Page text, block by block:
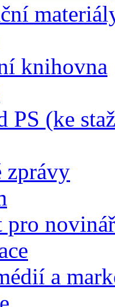
knihovna
PS (ke
zprávy
pro
a